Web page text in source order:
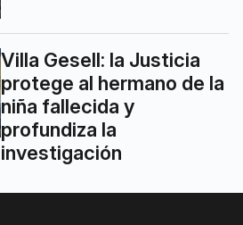
Villa Gesell: la Justicia
protege al hermano de la
niña fallecida y
profundiza la
investigación